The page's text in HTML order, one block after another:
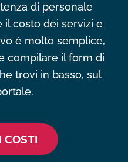
di personale
il costo dei servizi e
è molto semplice,
compilare il form di
trovi in basso, sul
COSTI